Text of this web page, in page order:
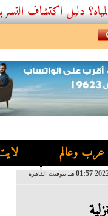
التسربات
عرب وعالم
01:57 مـ بتوقيت القاهرة